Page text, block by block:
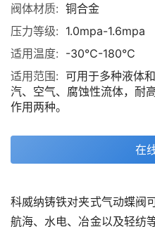
阀体材质: 铜合金
压力等级: 1.0mpa-1.6mpa
适用温度: -30℃-180℃
适用范围: 可用于多种液体
汽、空气、腐蚀性流体，耐
作用两种。
在
科威纳铸铁对夹式气动蝶阀
航海、水电、冶金以及轻纺